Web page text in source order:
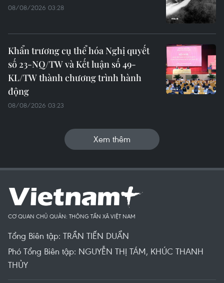
08/08/2026 03:28
Khẩn trương cụ thể hóa Nghị quyết
số 23-NQ/TW và Kết luận số 49-
KL/TW thành chương trình hành
động
08/08/2026 03:23
Xem thêm
CƠ QUAN CHỦ QUẢN: THÔNG TẤN XÃ VIỆT NAM
Tổng Biên tập: TRẦN TIẾN DUẨN
Phó Tổng Biên tập: NGUYỄN THỊ TÁM, KHÚC THANH
THỦY